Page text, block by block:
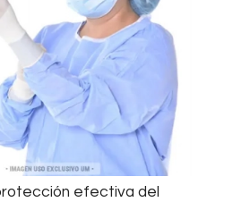
efectiva del